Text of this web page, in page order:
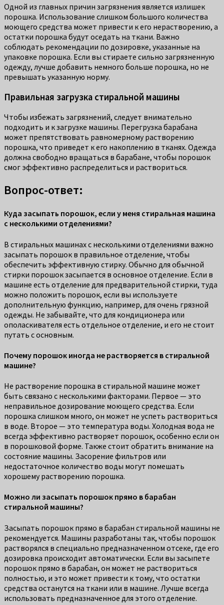
Одной из главных причин загрязнения является излишек
порошка. Использование слишком большого количества
моющего средства может привести к его нерастворению, а
остатки порошка будут оседать на ткани. Важно
соблюдать рекомендации по дозировке, указанные на
упаковке порошка. Если вы стираете сильно загрязненную
одежду, лучше добавить немного больше порошка, но не
превышать указанную норму.
Правильная загрузка стиральной машины
Чтобы избежать загрязнений, следует внимательно
подходить и к загрузке машины. Перегрузка барабана
может препятствовать равномерному растворению
порошка, что приведет к его накоплению в тканях. Одежда
должна свободно вращаться в барабане, чтобы порошок
смог эффективно распределиться и раствориться.
Вопрос-ответ:
Куда засыпать порошок, если у меня стиральная машина
с несколькими отделениями?
В стиральных машинах с несколькими отделениями важно
засыпать порошок в правильное отделение, чтобы
обеспечить эффективную стирку. Обычно для обычной
стирки порошок засыпается в основное отделение. Если в
машине есть отделение для предварительной стирки, туда
можно положить порошок, если вы используете
дополнительную функцию, например, для очень грязной
одежды. Не забывайте, что для кондиционера или
ополаскивателя есть отдельное отделение, и его не стоит
путать с основным.
Почему порошок иногда не растворяется в стиральной
машине?
Не растворение порошка в стиральной машине может
быть связано с несколькими факторами. Первое — это
неправильное дозирование моющего средства. Если
порошка слишком много, он может не успеть раствориться
в воде. Второе — это температура воды. Холодная вода не
всегда эффективно растворяет порошок, особенно если он
в порошковой форме. Также стоит обратить внимание на
состояние машины. Засорение фильтров или
недостаточное количество воды могут помешать
хорошему растворению порошка.
Можно ли засыпать порошок прямо в барабан
стиральной машины?
Засыпать порошок прямо в барабан стиральной машины не
рекомендуется. Машины разработаны так, чтобы порошок
растворялся в специально предназначенном отсеке, где его
дозировка происходит автоматически. Если вы засыпете
порошок прямо в барабан, он может не раствориться
полностью, и это может привести к тому, что остатки
средства останутся на ткани или в машине. Лучше всегда
использовать предназначенное для этого отделение.